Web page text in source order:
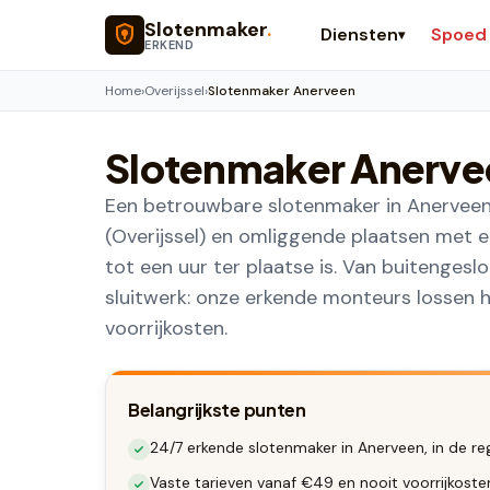
Naar hoofdinhoud
Slotenmaker.
ERKEND Diensten▾ Spoed
Home›Overijssel›Slotenmaker Anerveen
Slotenmaker
Een betrouwbare slotenmaker in
(Overijssel) en omliggende plaatsen met
tot een uur ter plaatse is. Van
sluitwerk: onze erkende monteurs
voorrijkosten.
Belangrijkste punten
24/7 erkende slotenmaker in Anerveen, in de
Vaste tarieven vanaf €49 en nooit